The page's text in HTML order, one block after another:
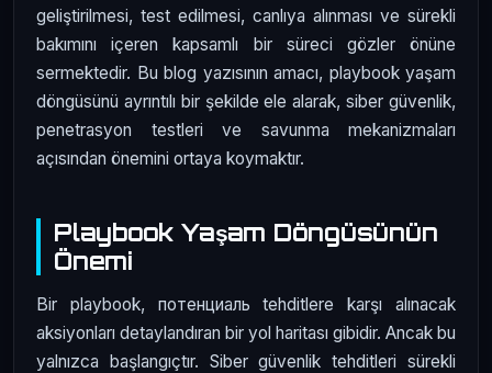
geliştirilmesi, test edilmesi, canlıya alınması ve sürekli
bakımını içeren kapsamlı bir süreci gözler önüne
sermektedir. Bu blog yazısının amacı, playbook yaşam
döngüsünü ayrıntılı bir şekilde ele alarak, siber güvenlik,
penetrasyon testleri ve savunma mekanizmaları
açısından önemini ortaya koymaktır.
Playbook Yaşam Döngüsünün
Önemi
Bir playbook, потенциаль tehditlere karşı alınacak
aksiyonları detaylandıran bir yol haritası gibidir. Ancak bu
yalnızca başlangıçtır. Siber güvenlik tehditleri sürekli